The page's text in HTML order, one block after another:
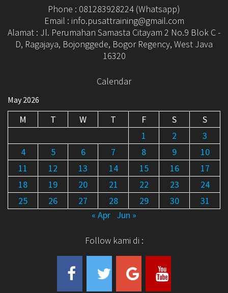
Phone : 081283928224 (Whatsapp)
Email : info.pusattraining@gmail.com
Alamat : Jl. Perumahan Samasta Citayam 2 No.9 Blok C -
D, Ragajaya, Bojonggede, Bogor Regency, West Java
16320
Calendar
May 2026
M T W T F S
S
1
2
3
4
5 6 7 8 9
10
11
12 13 14 15 16
17
18
19 20 21 22 23
24
25
26 27 28 29 30
31
« Apr Jun »
Follow kami di :